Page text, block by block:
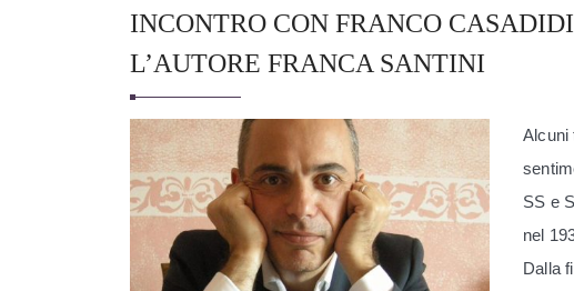
INCONTRO CON FRANCO
L’AUTORE FRANCA SANTINI
Alcuni
SS e
nel
Dalla